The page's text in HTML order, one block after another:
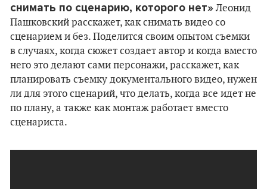
снимать по сценарию, которого нет» Леонид
Пашковский расскажет, как снимать видео со
сценарием и без. Поделится своим опытом съемки
в случаях, когда сюжет создает автор и когда вместо
него это делают сами персонажи, расскажет, как
планировать съемку документального видео, нужен
ли для этого сценарий, что делать, когда все идет не
по плану, а также как монтаж работает вместо
сценариста.